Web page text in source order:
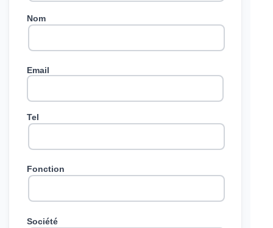
Nom
Email
Tel
Fonction
Société